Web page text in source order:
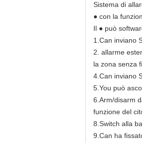
Sistema di
● con la
Il ● può
1.Can inviano
2. allarme
la zona senza
4.Can inviano
5.You può
6.Arm/disarm
funzione del
8.Switch alla
9.Can ha